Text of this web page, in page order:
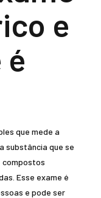
e
é
que mede a
substância que se
compostos
Esse exame é
e pode ser